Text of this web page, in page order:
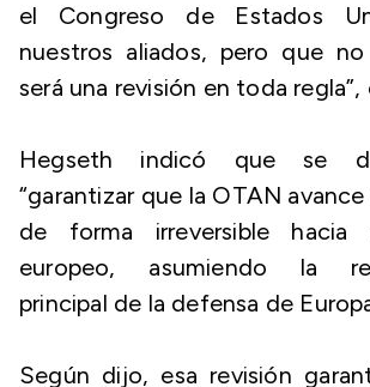
el Congreso de Estados
nuestros aliados, pero que
será una revisión en toda regla”,
Hegseth indicó que se
“garantizar que la OTAN
de forma irreversible hacia
europeo, asumiendo la
principal de la defensa de
Según dijo, esa revisión